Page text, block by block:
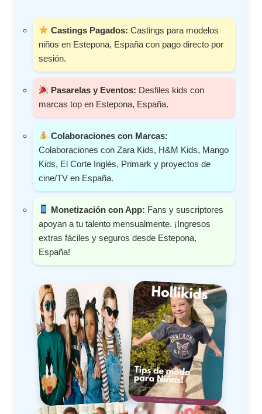
Castings Pagados: Castings para modelos
niños en Estepona, España con pago directo por
sesión.
Pasarelas y Eventos: Desfiles kids con
marcas top en Estepona, España.
Colaboraciones con Marcas:
Colaboraciones con Zara Kids, H&M Kids, Mango
Kids, El Corte Inglés, Primark y proyectos de
cine/TV en España.
Monetización con App: Fans y suscriptores
apoyan a tu talento mensualmente. ¡Ingresos
extras fáciles y seguros desde Estepona,
España!